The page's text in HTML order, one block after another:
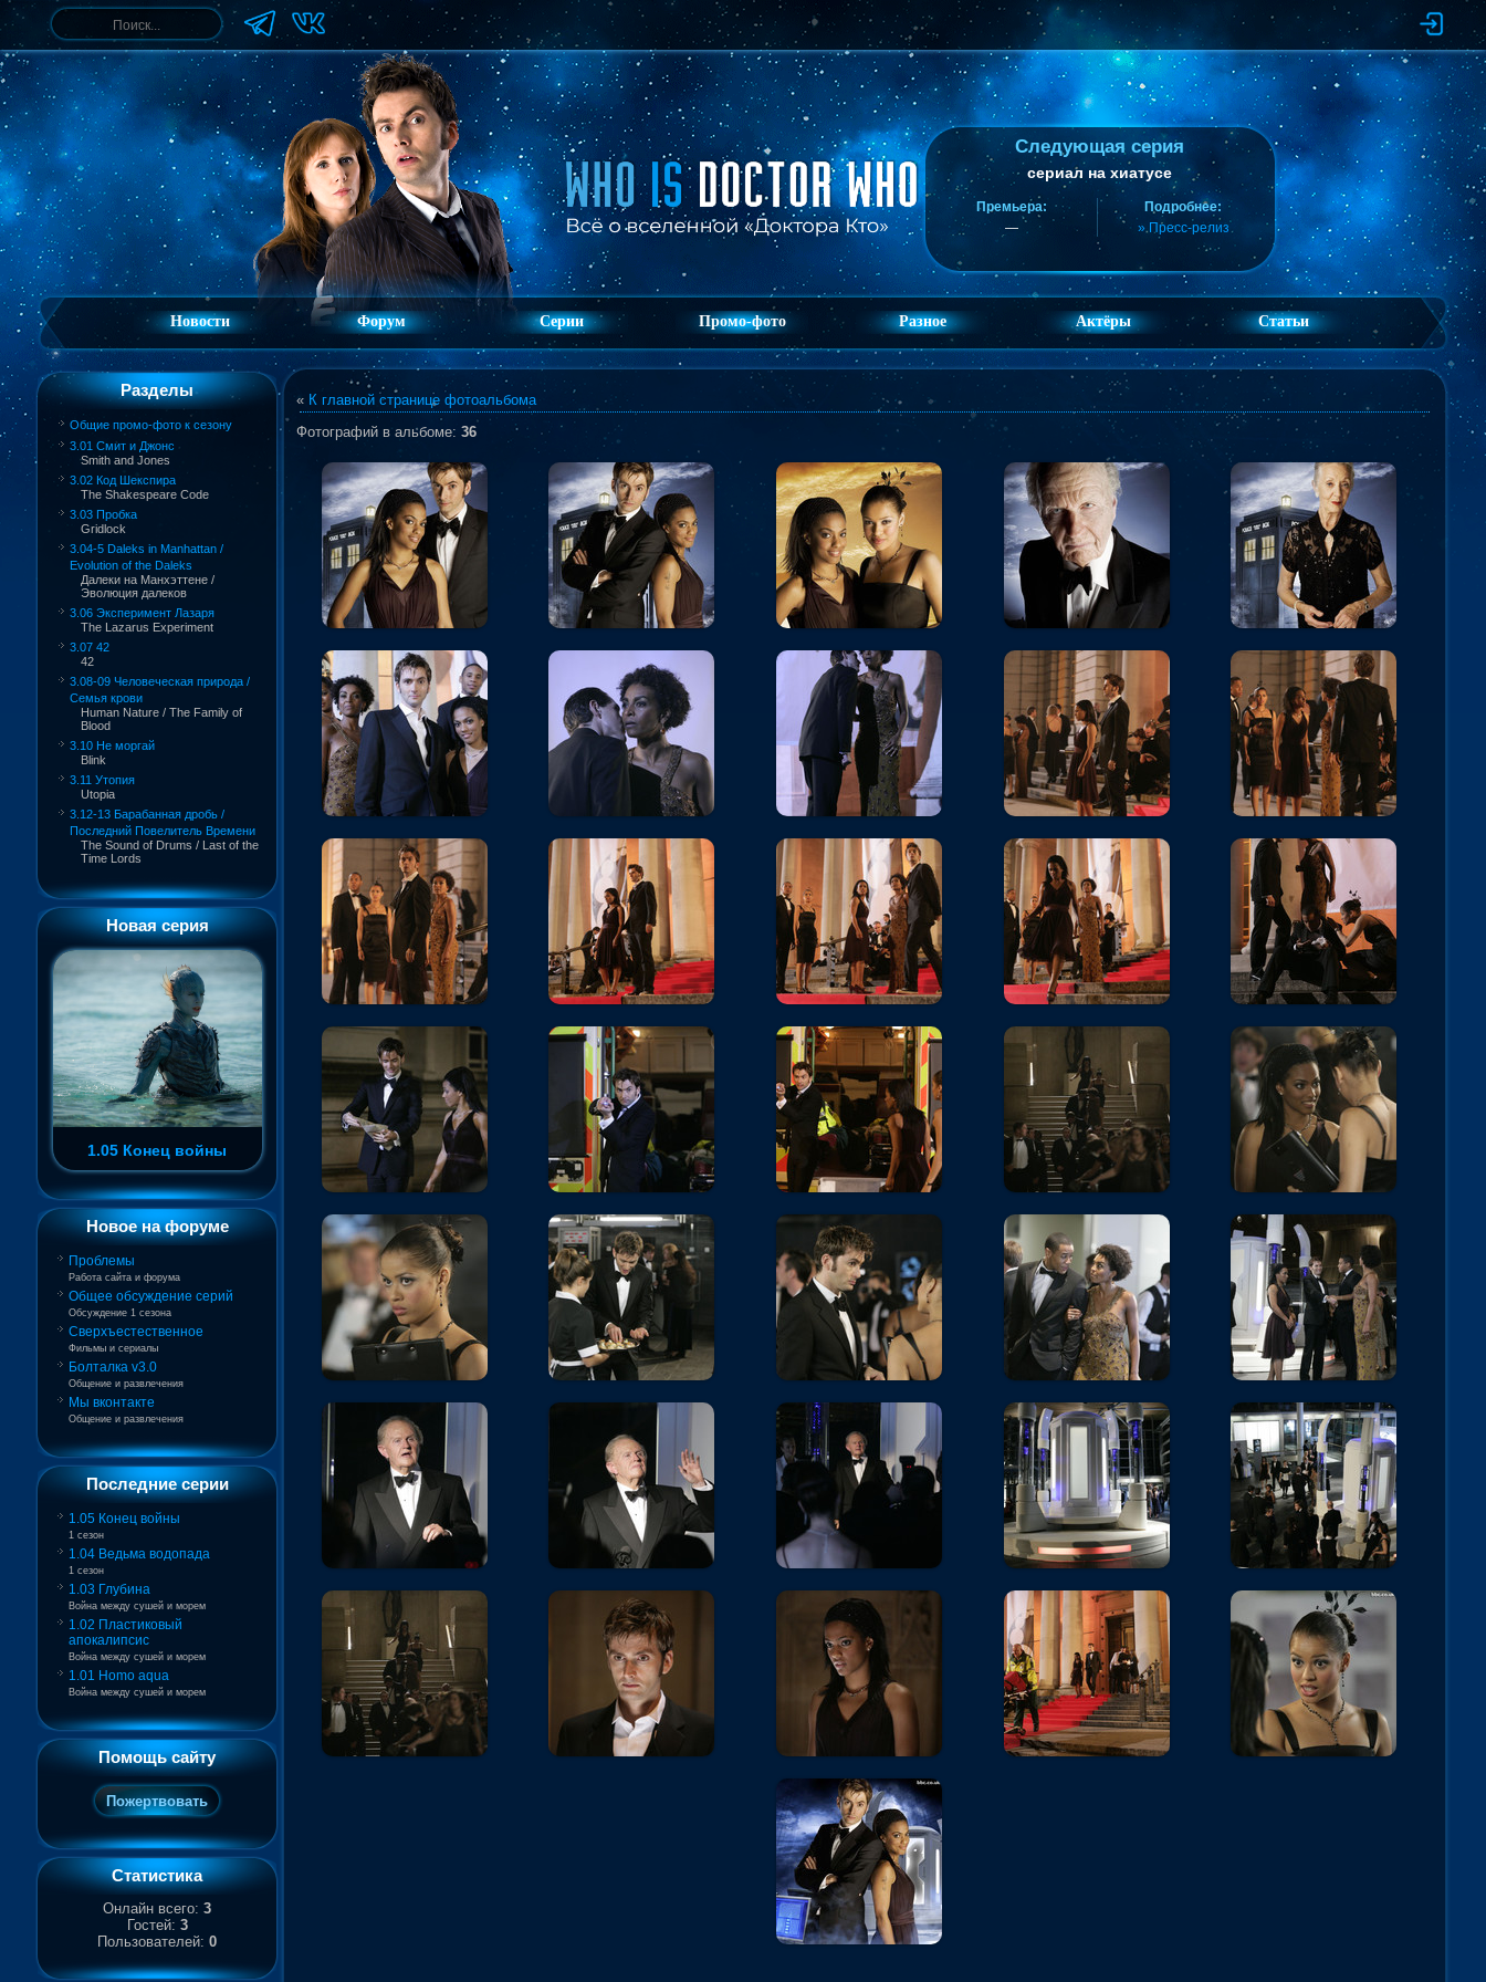
Следующая серия
сериал на хиатусе
Премьера:
—
Подробнее:
» Пресс-релиз
Новости Форум Серии Промо-фото Разное Актёры Статьи
Разделы
Общие промо-фото к сезону
3.01 Смит и Джонс
Smith and Jones
3.02 Код Шекспира
The Shakespeare Code
3.03 Пробка
Gridlock
3.04-5 Daleks in Manhattan /
Evolution of the Daleks
Далеки на Манхэттене /
Эволюция далеков
3.06 Эксперимент Лазаря
The Lazarus Experiment
3.07 42
42
3.08-09 Человеческая природа /
Семья крови
Human Nature / The Family of
Blood
3.10 Не моргай
Blink
3.11 Утопия
Utopia
3.12-13 Барабанная дробь /
Последний Повелитель Времени
The Sound of Drums / Last of the
Time Lords
Новая серия
1.05 Конец войны
Новое на форуме
Проблемы
Работа сайта и форума
Общее обсуждение серий
Обсуждение 1 сезона
Сверхъестественное
Фильмы и сериалы
Болталка v3.0
Общение и развлечения
Мы вконтакте
Общение и развлечения
Последние серии
1.05 Конец войны
1 сезон
1.04 Ведьма водопада
1 сезон
1.03 Глубина
Война между сушей и морем
1.02 Пластиковый
апокалипсис
Война между сушей и морем
1.01 Homo aqua
Война между сушей и морем
Помощь сайту
Статистика
Онлайн всего: 3
Гостей: 3
Пользователей: 0
« К главной странице фотоальбома
Фотографий в альбоме: 36